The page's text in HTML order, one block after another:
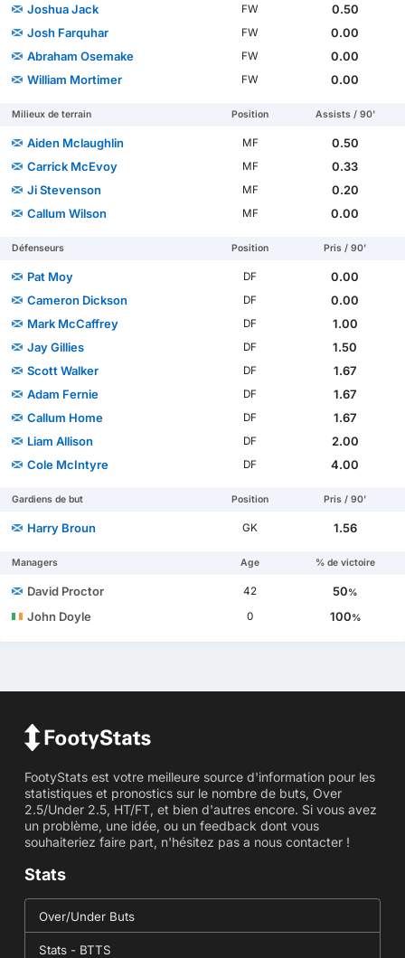
Joshua Jack
FW
0.50
Josh Farquhar
FW
0.00
Abraham Osemake
FW
0.00
William Mortimer
FW 0.00
Milieux de terrain Position Assists / 90'
Aiden Mclaughlin MF
0.50
Carrick McEvoy
MF
0.33
Ji Stevenson
MF
0.20
Callum Wilson
MF 0.00
Défenseurs Position Pris / 90'
Pat Moy DF
0.00
Cameron Dickson
DF
0.00
Mark McCaffrey
DF
1.00
Jay Gillies
DF
1.50
Scott Walker
DF
1.67
Adam Fernie
DF
1.67
Callum Home
DF
1.67
Liam Allison
DF
2.00
Cole McIntyre
DF 4.00
Gardiens de but Position Pris / 90'
Harry Broun GK 1.56
Managers Age % de victoire
David Proctor 42 50%
John Doyle 0 100%
FootyStats est votre meilleure source d'information pour les
statistiques et pronostics sur le nombre de buts, Over
2.5/Under 2.5, HT/FT, et bien d'autres encore. Si vous avez
un problème, une idée, ou un feedback dont vous
souhaiteriez faire part, n'hésitez pas a nous contacter !
Stats
Over/Under Buts
Stats - BTTS